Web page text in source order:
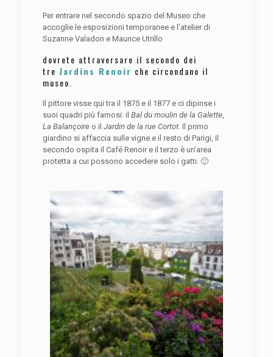
Per entrare nel secondo spazio del Museo che
accoglie le esposizioni temporanee e l’atelier di
Suzanne Valadon e Maurice Utrillo
dovrete attraversare il secondo dei
tre Jardins Renoir che circondano il
museo.
Il pittore visse qui tra il 1875 e il 1877 e ci dipinse i
suoi quadri più famosi: il Bal du moulin de la Galette,
La Balançoireo il Jardin de la rue Cortot. Il primo
giardino si affaccia sulle vigne e il resto di Parigi, il
secondo ospita il Café Renoir e il terzo è un’area
protetta a cui possono accedere solo i gatti. 🙂